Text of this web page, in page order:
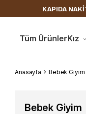
KREDİ KARTI İLE
Tüm ÜrünlerKız
Anasayfa Bebek Giyim
Bebek Giyim